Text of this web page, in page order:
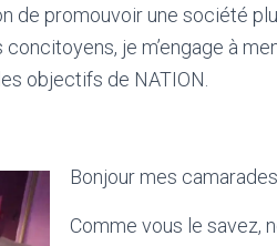
de promouvoir une société
concitoyens, je m’engage à
objectifs de NATION.
Bonjour mes
Comme vous le savez,